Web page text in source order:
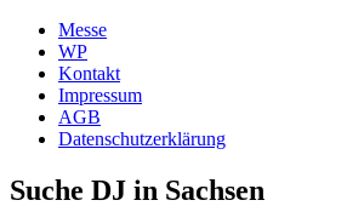
Messe
WP
Kontakt
Impressum
AGB
Datenschutzerklärung
Suche DJ in Sachsen